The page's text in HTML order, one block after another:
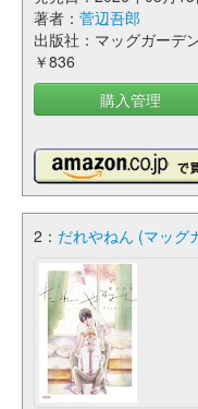
著者： 菅辺吾郎
出版社：マッグガーデ
￥836
購入管理
2： だれやねん (マッグ